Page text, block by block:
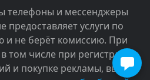
телефоны и мессенджеры
предоставляет услуги по
и не берёт комиссию. При
том числе при регистрации,
и покупке рекламы, вы